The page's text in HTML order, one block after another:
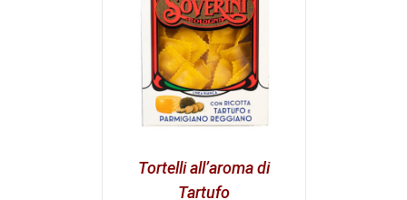
Tortelli all’aroma di
Tartufo